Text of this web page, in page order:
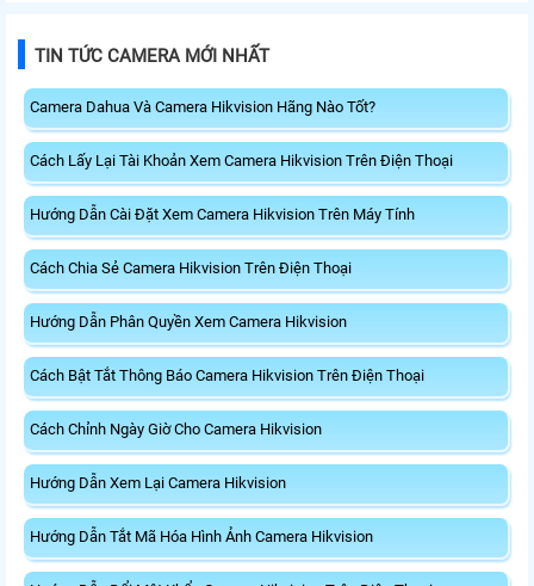
TIN TỨC CAMERA MỚI NHẤT
Camera Dahua Và Camera Hikvision Hãng Nào Tốt?
Cách Lấy Lại Tài Khoản Xem Camera Hikvision Trên Điện Thoại
Hướng Dẫn Cài Đặt Xem Camera Hikvision Trên Máy Tính
Cách Chia Sẻ Camera Hikvision Trên Điện Thoại
Hướng Dẫn Phân Quyền Xem Camera Hikvision
Cách Bật Tắt Thông Báo Camera Hikvision Trên Điện Thoại
Cách Chỉnh Ngày Giờ Cho Camera Hikvision
Hướng Dẫn Xem Lại Camera Hikvision
Hướng Dẫn Tắt Mã Hóa Hình Ảnh Camera Hikvision